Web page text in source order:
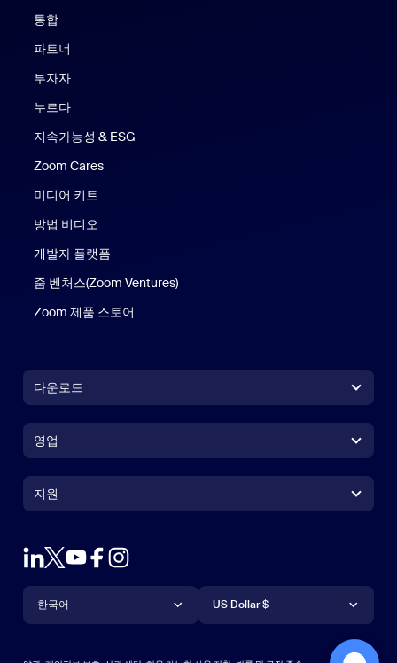
통합
파트너
투자자
누르다
지속가능성 & ESG
Zoom Cares
미디어 키트
방법 비디오
개발자 플랫폼
줌 벤처스(Zoom Ventures)
Zoom 제품 스토어
다운로드
Zoom Rooms 앱Zoom Rooms 앱
Zoom Rooms Controller
Outlook 플러그인
Android 앱
영업
영업팀에 문의
데모 요청하기
웨비나 및 이벤트
Zoom 체험 센터Zoom 체험 센터
Zoom for StartupsZoom for Startups
지원
지원
계정
학습 센터
언어
한국어
통화
US Dollar $